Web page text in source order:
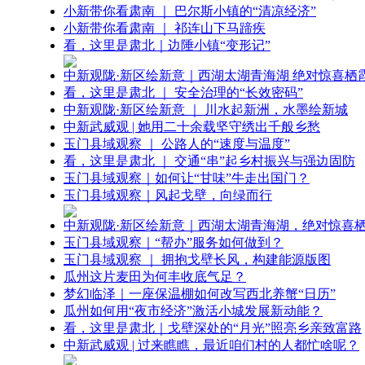
小新带你看肃南 ｜ 巴尔斯小镇的“清凉经济”
小新带你看肃南 ｜ 祁连山下马蹄疾
看，这里是肃北｜边陲小镇“变形记”
中新观陇·新区绘新意｜西湖太湖青海湖 绝对惊喜栖
看，这里是肃北 ｜ 安全治理的“长效密码”
中新观陇·新区绘新意 ｜ 川水起新洲，水墨绘新城
中新武威观 | 她用二十余载坚守绣出千般乡愁
玉门县域观察 ｜ 公路人的“速度与温度”
看，这里是肃北 ｜ 交通“串”起乡村振兴与强边固防
玉门县域观察｜如何让“甘味”牛走出国门？
玉门县域观察｜风起戈壁，向绿而行
中新观陇·新区绘新意｜西湖太湖青海湖，绝对惊喜
玉门县域观察｜“帮办”服务如何做到？
玉门县域观察 ｜ 拥抱戈壁长风，构建能源版图
瓜州这片麦田为何丰收底气足？
梦幻临泽｜一座保温棚如何改写西北养蟹“日历”
瓜州如何用“夜市经济”激活小城发展新动能？
看，这里是肃北｜戈壁深处的“月光”照亮乡亲致富路
中新武威观 | 过来瞧瞧，最近咱们村的人都忙啥呢？